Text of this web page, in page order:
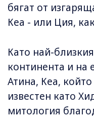
бягат от
Кеа - или Ция,
Като най-
континента и на
Атина, Кеа,
известен като
митология